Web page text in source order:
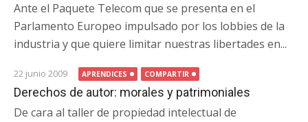
Ante el Paquete Telecom que se presenta en el
Parlamento Europeo impulsado por los lobbies de la
industria y que quiere limitar nuestras libertades en...
22 junio 2009 APRENDICES COMPARTIR
Derechos de autor: morales y patrimoniales
De cara al taller de propiedad intelectual de